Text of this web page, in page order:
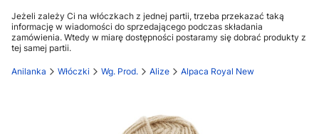
Jeżeli zależy Ci na włóczkach z jednej partii, trzeba przekazać taką
informację w wiadomości do sprzedającego podczas składania
zamówienia. Wtedy w miarę dostępności postaramy się dobrać produkty z
tej samej partii.
Anilanka Włóczki Wg. Prod. Alize Alpaca Royal New